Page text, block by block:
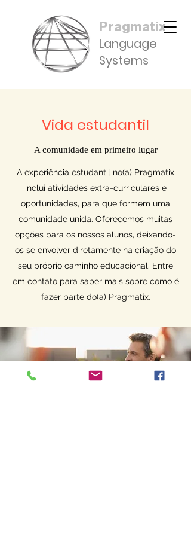
Pragmatix
Language
Systems
Vida estudantil
A comunidade em primeiro lugar
A experiência estudantil no(a) Pragmatix
inclui atividades extra-curriculares e
oportunidades, para que formem uma
comunidade unida. Oferecemos muitas
opções para os nossos alunos, deixando-
os se envolver diretamente na criação do
seu próprio caminho educacional. Entre
em contato para saber mais sobre como é
fazer parte do(a) Pragmatix.